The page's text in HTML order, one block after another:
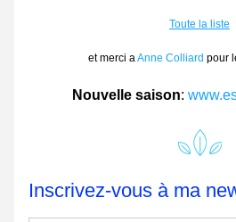
Toute la liste
et merci a Anne Colliard pour
Nouvelle saison:
Inscrivez-vous à ma